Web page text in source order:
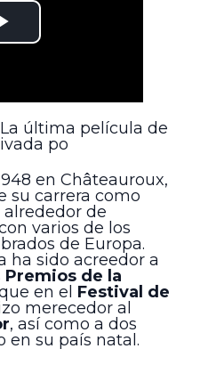
La última película de
po
en Châteauroux,
su carrera como
de
varios de los
de Europa.
ha sido acreedor a
Premios de la
en el Festival de
merecedor al
, así como a dos
en su país natal.